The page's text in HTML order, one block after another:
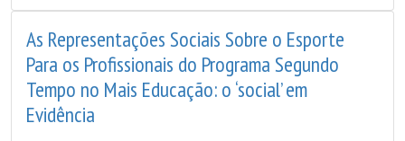
As Representações Sociais Sobre o Esporte
Para os Profissionais do Programa Segundo
Tempo no Mais Educação: o ‘social’ em
Evidência